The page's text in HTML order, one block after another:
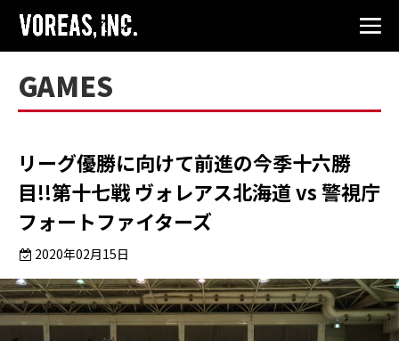
GAMES
リーグ優勝に向けて前進の今季十六勝
目!!第十七戦 ヴォレアス北海道 vs 警視庁
フォートファイターズ
2020年02月15日